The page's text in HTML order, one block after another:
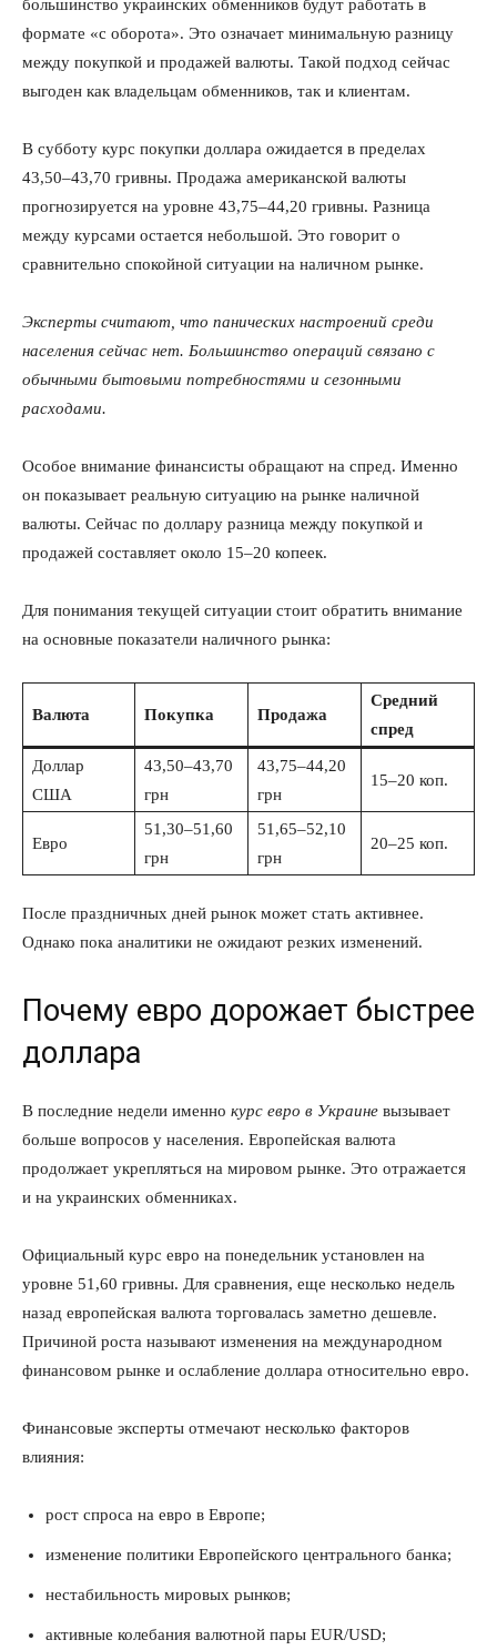
большинство украинских обменников будут работать в
формате «с оборота». Это означает минимальную разницу
между покупкой и продажей валюты. Такой подход сейчас
выгоден как владельцам обменников, так и клиентам.
В субботу курс покупки доллара ожидается в пределах
43,50–43,70 гривны. Продажа американской валюты
прогнозируется на уровне 43,75–44,20 гривны. Разница
между курсами остается небольшой. Это говорит о
сравнительно спокойной ситуации на наличном рынке.
Эксперты считают, что панических настроений среди
населения сейчас нет. Большинство операций связано с
обычными бытовыми потребностями и сезонными
расходами.
Особое внимание финансисты обращают на спред. Именно
он показывает реальную ситуацию на рынке наличной
валюты. Сейчас по доллару разница между покупкой и
продажей составляет около 15–20 копеек.
Для понимания текущей ситуации стоит обратить внимание
на основные показатели наличного рынка:
Валюта Покупка Продажа
Средний
спред
Доллар
США
43,50–43,70
грн
43,75–44,20
грн
15–20 коп.
Евро
51,30–51,60
грн
51,65–52,10
грн
20–25 коп.
После праздничных дней рынок может стать активнее.
Однако пока аналитики не ожидают резких изменений.
Почему евро дорожает быстрее
доллара
В последние недели именно курс евро в Украине вызывает
больше вопросов у населения. Европейская валюта
продолжает укрепляться на мировом рынке. Это отражается
и на украинских обменниках.
Официальный курс евро на понедельник установлен на
уровне 51,60 гривны. Для сравнения, еще несколько недель
назад европейская валюта торговалась заметно дешевле.
Причиной роста называют изменения на международном
финансовом рынке и ослабление доллара относительно евро.
Финансовые эксперты отмечают несколько факторов
влияния:
рост спроса на евро в Европе;
изменение политики Европейского центрального банка;
нестабильность мировых рынков;
активные колебания валютной пары EUR/USD;